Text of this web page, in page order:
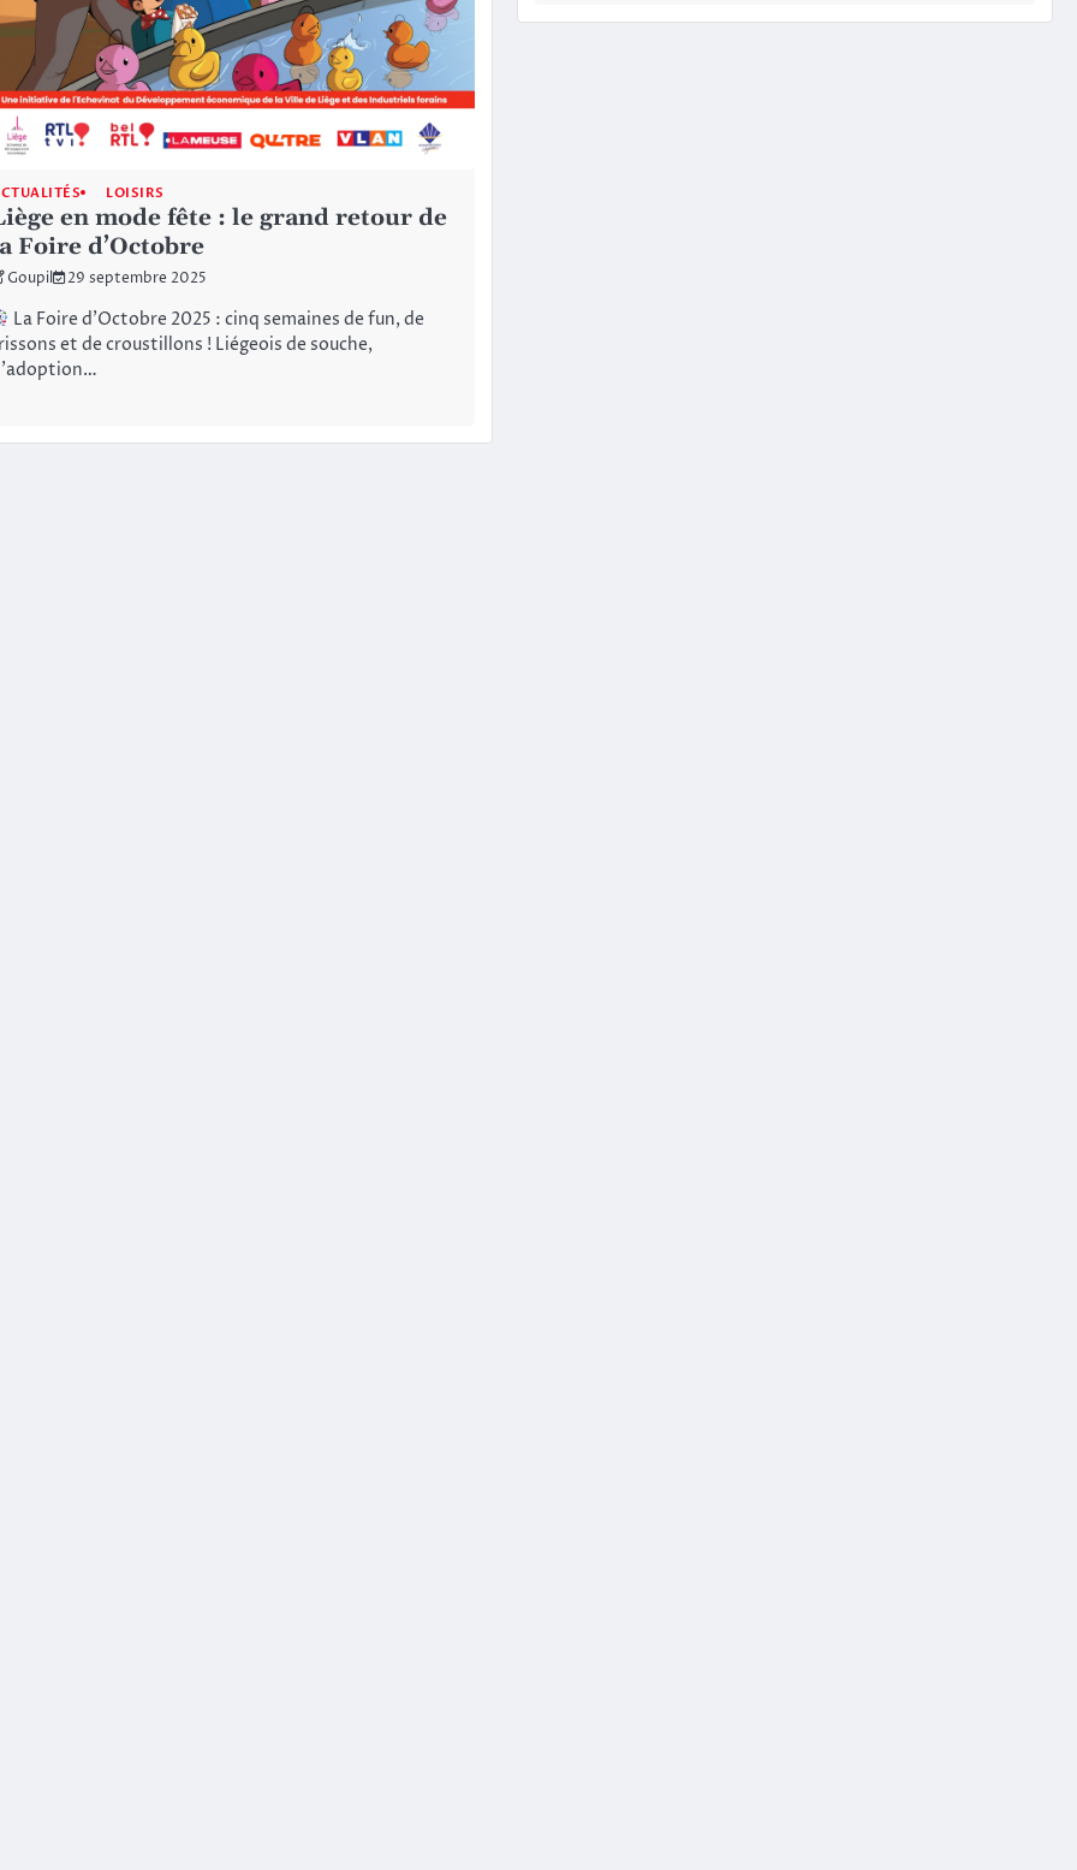
LOISIRS
en mode fête : le grand retour de
Foire d’Octobre
Goupil 29 septembre 2025
La Foire d’Octobre 2025 : cinq semaines de fun, de
et de croustillons ! Liégeois de souche,